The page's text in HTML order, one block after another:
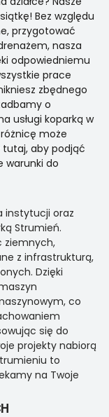
Bez względu
przygotować
nasza
odpowiedniemu
prace
zbędnego
o
usługi koparką w
może
aby podjąć
warunki do
instytucji oraz
Strumień.
ziemnych,
z infrastrukturą,
Dzięki
co
się do
projekty nabiorą
to
na Twoje